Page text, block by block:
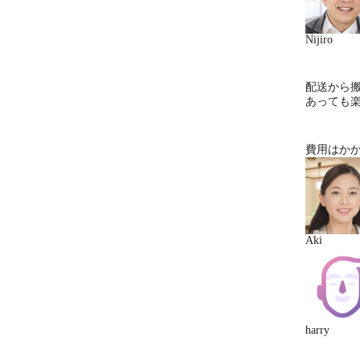
Nijiro
配送から
あっても
費用はか
Aki
harry